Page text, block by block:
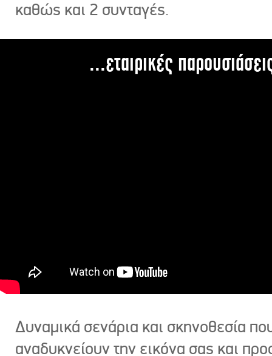
καθώς και 2 συνταγές.
...εταιρικές
Δυναμικά σενάρια και σκηνοθεσία
αναδυκνείουν την εικόνα σας και